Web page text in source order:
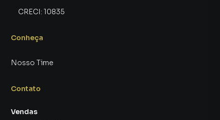
CRECI: 10835
Conheça
Nosso Time
Contato
Vendas